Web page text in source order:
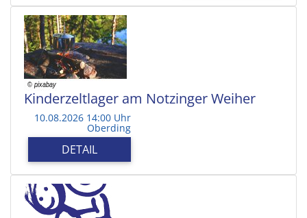
Kinderzeltlager am Notzinger Weiher
10.08.2026 14:00 Uhr
Oberding
DETAIL